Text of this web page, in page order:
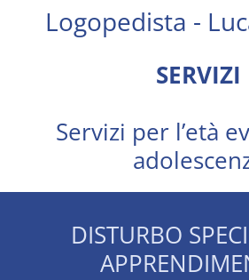
Logopedista -
SERVIZI
Servizi per l’età
DISTURBO